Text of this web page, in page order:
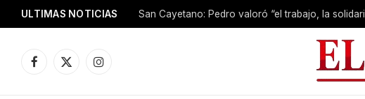
ULTIMAS NOTICIAS
Facebook
X
Instagram